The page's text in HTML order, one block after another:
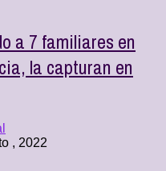
a 7 familiares en
la capturan en
, 2022